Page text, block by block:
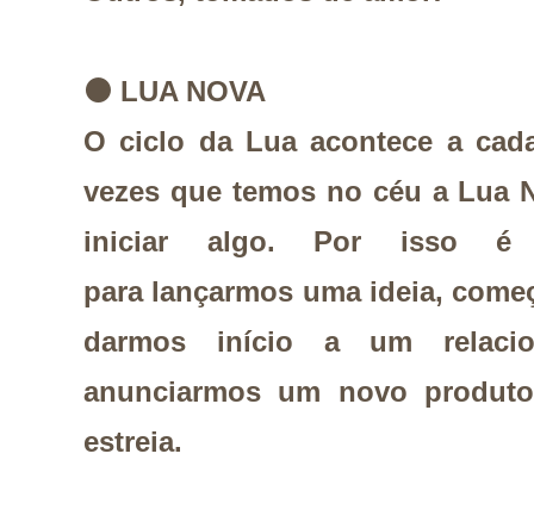
⚫ LUA NOVA
O ciclo da Lua acontece a
vezes que temos no céu a Lua
iniciar algo. Por isso é
para lançarmos uma ideia,
darmos início a um
anunciarmos um novo
estreia.